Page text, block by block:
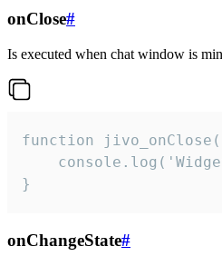
onClose#
Is executed when chat window is
function
}
onChangeState#